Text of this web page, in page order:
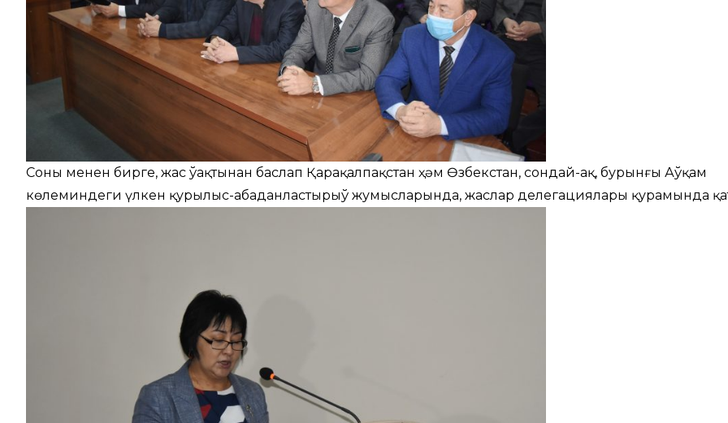
Соның менен бирге, жас ўақтынан баслап Қарақалпақстан ҳәм Өзбекстан, сондай-ақ, бурынғы Аўқам
көлеминдеги үлкен қурылыс-абаданластырыў жумысларында, жаслар делегациялары қурамында